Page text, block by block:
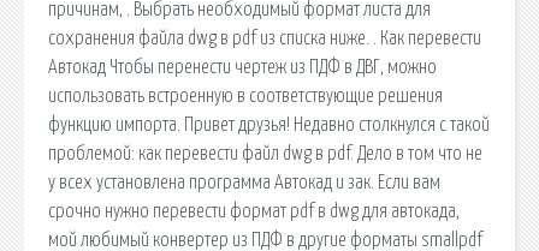
причинам, . Выбрать необходимый формат листа для
сохранения файла dwg в pdf из списка ниже. . Как перевести
Автокад Чтобы перенести чертеж из ПДФ в ДВГ, можно
использовать встроенную в соответствующие решения
функцию импорта. Привет друзья! Недавно столкнулся с такой
проблемой: как перевести файл dwg в pdf. Дело в том что не
у всех установлена программа Автокад и зак. Если вам
срочно нужно перевести формат pdf в dwg для автокада,
мой любимый конвертер из ПДФ в другие форматы smallpdf